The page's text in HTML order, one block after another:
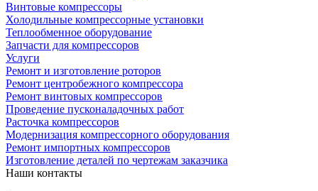
Винтовые компрессоры
Холодильные компрессорные установки
Теплообменное оборудование
Запчасти для компрессоров
Услуги
Ремонт и изготовление роторов
Ремонт центробежного компрессора
Ремонт винтовых компрессоров
Проведение пусконаладочных работ
Расточка компрессоров
Модернизация компрессорного оборудования
Ремонт импортных компрессоров
Изготовление деталей по чертежам заказчика
Наши контакты